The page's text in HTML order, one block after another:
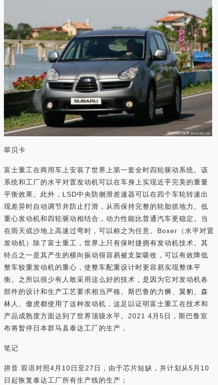
翠贝卡
富士重工在商用车上安装了世界上第一套全时四轮驱动系统。该
系统和工厂的水平对置发动机可以在车身上实现近乎完美的重量
平衡效果。此外，LSD中央防侧滑差速器可以在四个车轮转速出
现差异时自动调节并防止打滑，从而保持完整的轮胎抓地力。低
重心发动机和四轮驱动相结合，动力性能比普通汽车更稳定。当
在雨天或沙地上高速过弯时，可以称之为任意。Boxer（水平对置
发动机）除了富士重工，世界上只有保时捷拥有发动机技术。其
特点之一是其产生的横向振动很容易被支架吸收，可以有效降低
整车较重发动机的重心，使整车配重设计时更容易实现整体平
衡。之所以很少有人敢采用这么好的技术，是因为它对发动机各
部件的设计和生产工艺要求相当严格。斯巴鲁的力狮、翼豹、森
林人、傲虎都使用了这种发动机，这足以证明富士重工在技术和
产品成熟度方面达到了世界顶级水平。2021 4月5日，斯巴鲁宣
布将暂停日本群马县泰达工厂的生产，
笔记
拼音 双语对照4月10日至27日，由于芯片短缺，并计划从5月10
日起恢复泰达工厂所有生产线的生产；